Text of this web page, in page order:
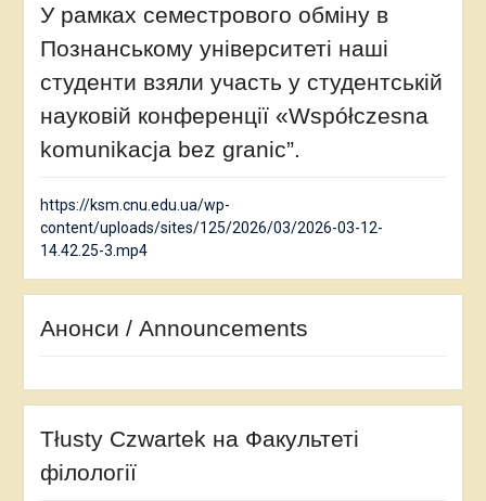
У рамках семестрового обміну в
Познанському університеті наші
студенти взяли участь у студентській
науковій конференції «Współczesna
komunikacja bez granic”.
https://ksm.cnu.edu.ua/wp-
content/uploads/sites/125/2026/03/2026-03-12-
14.42.25-3.mp4
Анонси / Announcements
Tłusty Czwartek на Факультеті
філології